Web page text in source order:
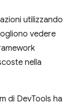
utilizzando
vedere
nella
di DevTools ha